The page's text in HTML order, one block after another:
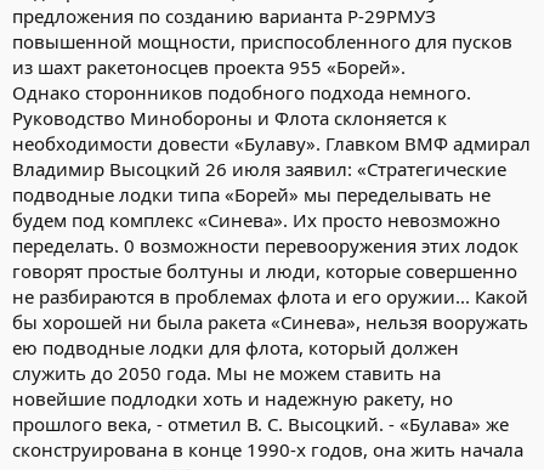
предложения по созданию варианта Р-29РМУЗ
повышенной мощности, приспособленного для пусков
из шахт ракетоносцев проекта 955 «Борей».
Однако сторонников подобного подхода немного.
Руководство Минобороны и Флота склоняется к
необходимости довести «Булаву». Главком ВМФ адмирал
Владимир Высоцкий 26 июля заявил: «Стратегические
подводные лодки типа «Борей» мы переделывать не
будем под комплекс «Синева». Их просто невозможно
переделать. 0 возможности перевооружения этих лодок
говорят простые болтуны и люди, которые совершенно
не разбираются в проблемах флота и его оружии... Какой
бы хорошей ни была ракета «Синева», нельзя вооружать
ею подводные лодки для флота, который должен
служить до 2050 года. Мы не можем ставить на
новейшие подлодки хоть и надежную ракету, но
прошлого века, - отметил В. С. Высоцкий. - «Булава» же
сконструирована в конце 1990-х годов, она жить начала